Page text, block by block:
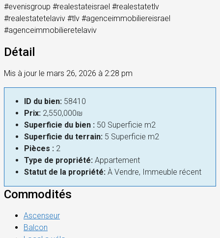
#evenisgroup #realestateisrael #realestatetlv
#realestatetelaviv #tlv #agenceimmobiliereisrael
#agenceimmobilieretelaviv
Détail
Mis à jour le mars 26, 2026 à 2:28 pm
ID du bien: 58410
Prix: 2,550,000₪
Superficie du bien : 50 Superficie m2
Superficie du terrain: 5 Superficie m2
Pièces : 2
Type de propriété: Appartement
Statut de la propriété: À Vendre, Immeuble récent
Commodités
Ascenseur
Balcon